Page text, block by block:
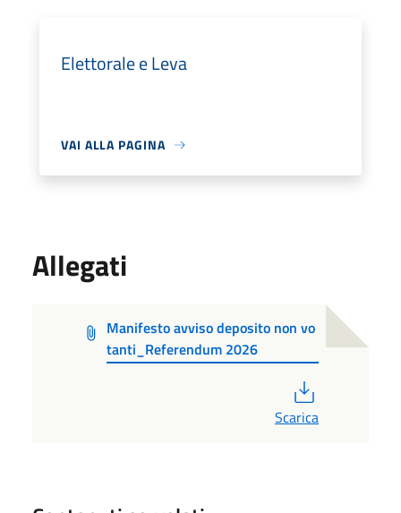
Elettorale e Leva
VAI ALLA PAGINA
Allegati
Manifesto avviso deposito non vo
tanti_Referendum 2026
Scarica